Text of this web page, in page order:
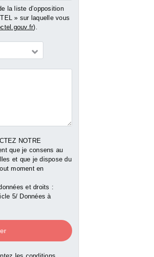
la liste d’opposition
» sur laquelle vous
).
NOTRE
que je consens au
et que je dispose du
moment en
et droits :
5/ Données à